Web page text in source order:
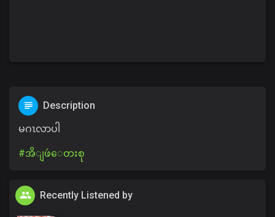
Description
မဂၤလာပါ
#အိျဖဴ​ေတးစု
Recently Listened by